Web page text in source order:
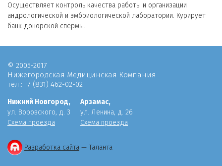
Осуществляет контроль качества работы и организации
андрологической и эмбриологической лаборатории. Курирует
банк донорской спермы.
© 2005-2017
Нижегородская Медицинская Компания
тел.: +7 (831) 462-02-02
Разработка сайта — Таланта
Нижний Новгород,
ул. Воровского, д. 3
Схема проезда
Арзамас,
ул. Ленина, д. 26
Схема проезда